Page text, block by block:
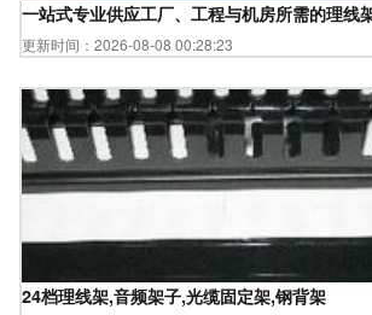
一站式专业供应工厂、工程与机房所需的理线
更新时间：2026-08-08 00:28:23
24档理线架,音频架子,光缆固定架,钢背架